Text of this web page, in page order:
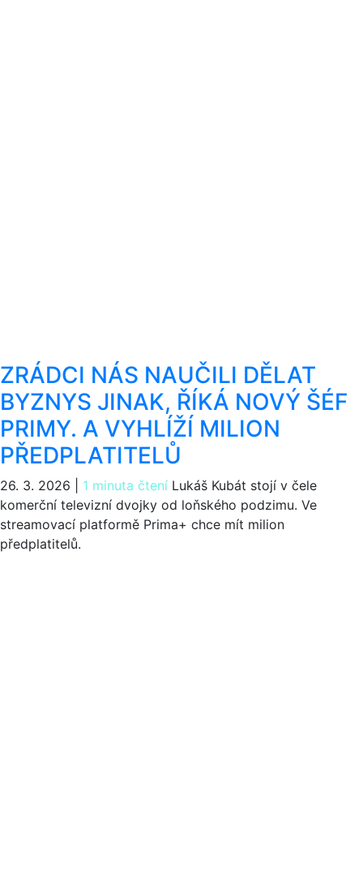
ZRÁDCI NÁS NAUČILI DĚLAT
BYZNYS JINAK, ŘÍKÁ NOVÝ ŠÉF
PRIMY. A VYHLÍŽÍ MILION
PŘEDPLATITELŮ
26. 3. 2026 1 minuta čtení Lukáš Kubát stojí v čele
komerční televizní dvojky od loňského podzimu. Ve
streamovací platformě Prima+ chce mít milion
předplatitelů.